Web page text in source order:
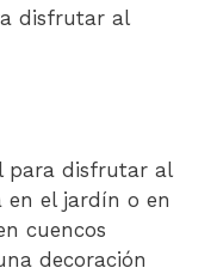
disfrutar al
para disfrutar al
en el jardín o en
cuencos
decoración